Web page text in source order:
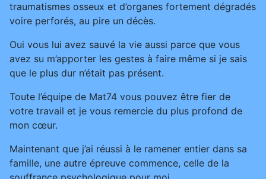
traumatismes osseux et d’organes fortement dégradés
voire perforés, au pire un décès.
Oui vous lui avez sauvé la vie aussi parce que vous
avez su m’apporter les gestes à faire même si je sais
que le plus dur n’était pas présent.
Toute l’équipe de Mat74 vous pouvez être fier de
votre travail et je vous remercie du plus profond de
mon cœur.
Maintenant que j’ai réussi à le ramener entier dans sa
famille, une autre épreuve commence, celle de la